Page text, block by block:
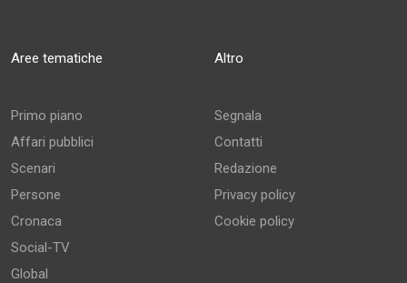
Aree tematiche
Primo piano
Affari pubblici
Scenari
Persone
Cronaca
Social-TV
Global
Altro
Segnala
Contatti
Redazione
Privacy policy
Cookie policy